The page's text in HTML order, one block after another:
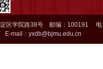
淀区学院路38号 邮编：100191 电
mail：yxdb@bjmu.edu.cn